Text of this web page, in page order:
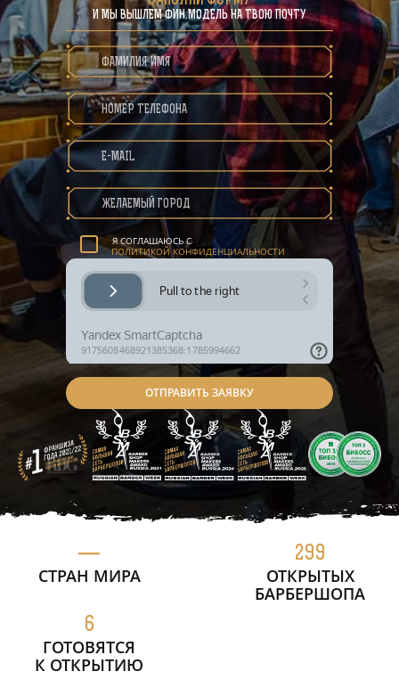
И МЫ ВЫШЛЕМ ФИН.МОДЕЛЬ НА ТВОЮ ПОЧТУ
ПОЛИТИКА КОНФИДЕНЦИАЛЬНОСТИ
Я СОГЛАШАЮСЬ С
ПОЛИТИКОЙ КОНФИДЕНЦИАЛЬНОСТИ
—
СТРАН МИРА
299
ОТКРЫТЫХ
БАРБЕРШОПА
6
ГОТОВЯТСЯ
К ОТКРЫТИЮ